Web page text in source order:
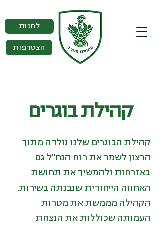
לחנות
הצטרפות
קהילת בוגרים
קהילת הבוגרים שלנו נולדה מתוך
הרצון לשמר את רוח הנח"ל גם
באזרחות ולהמשיך את תחושת
האחווה הייחודית שנבנתה בשירות.
הקהילה מממשת את מטרות
העמותה שכוללות את הנצחת